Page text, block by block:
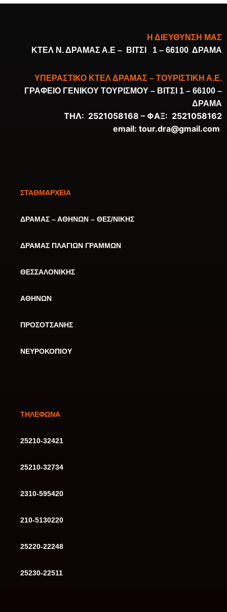
Η ΔΙΕΥΘΥΝΣΗ ΜΑΣ
ΚΤΕΛ Ν. ΔΡΑΜΑΣ Α.Ε –
ΒΙΤΣΙ 1 – 66100 ΔΡΑΜΑ
ΥΠΕΡΑΣΤΙΚΟ ΚΤΕΛ ΔΡΑΜΑΣ – ΤΟΥΡΙΣΤΙΚΗ Α.Ε.
ΓΡΑΦΕΙΟ ΓΕΝΙΚΟΥ ΤΟΥΡΙΣΜΟΥ – ΒΙΤΣΙ 1 – 66100 –
ΔΡΑΜΑ
ΤΗΛ: 2521058168 – ΦΑΞ: 2521058162
email: tour.dra@gmail.com
ΣΤΑΘΜΑΡΧΕΙΑ
ΔΡΑΜΑΣ – ΑΘΗΝΩΝ – ΘΕΣ/ΝΙΚΗΣ
ΔΡΑΜΑΣ ΠΛΑΓΙΩΝ ΓΡΑΜΜΩΝ
ΘΕΣΣΑΛΟΝΙΚΗΣ
ΑΘΗΝΩΝ
ΠΡΟΣΟΤΣΑΝΗΣ
ΝΕΥΡΟΚΟΠΙΟΥ
ΤΗΛΕΦΩΝΑ
25210-32421
25210-32734
2310-595420
210-5130220
25220-22248
25230-22511